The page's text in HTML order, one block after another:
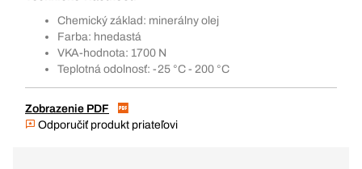
Chemický základ: minerálny olej
Farba: hnedastá
VKA-hodnota: 1700 N
Teplotná odolnosť: -25 °C - 200 °C
Zobrazenie PDF
Odporučiť produkt priateľovi